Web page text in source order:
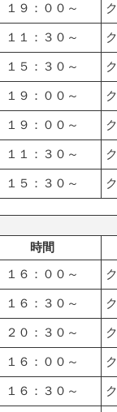
１９：００～
１１：３０～
１５：３０～
１９：００～
１９：００～
１１：３０～
１５：３０～
時間
１６：００～
１６：３０～
２０：３０～
１６：００～
１６：３０～